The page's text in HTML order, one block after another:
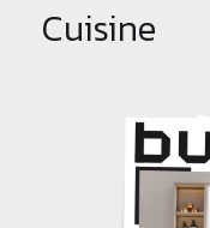
Cuisine